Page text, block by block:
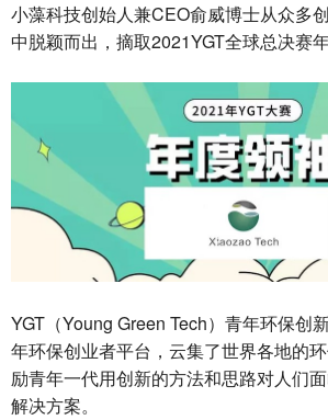
小藻科技创始人兼CEO俞威博士从众多
中脱颖而出，摘取2021YGT全球总决赛
YGT（Young Green Tech）青年环保创
年环保创业者平台，云集了世界各地的
励青年一代用创新的方法和思路对人们
解决方案。